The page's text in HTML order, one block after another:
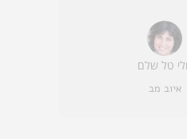
טל שלם
איוב מב